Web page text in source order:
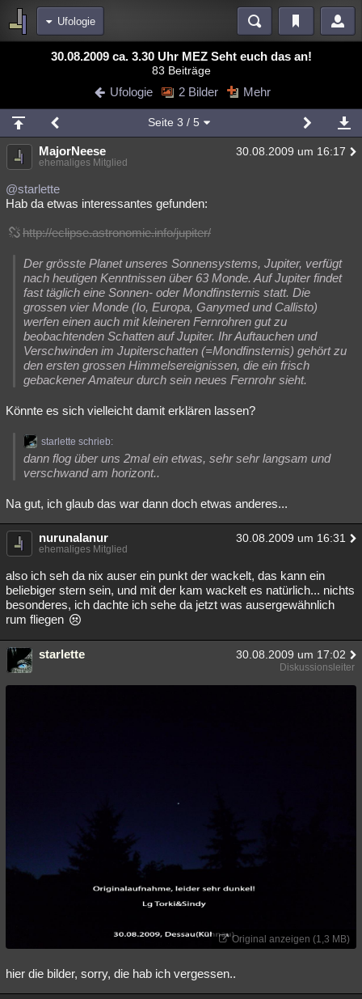
Ufologie
Blogs
Chat Wiki Neuigkeiten
meine Rubriken
Menschen Wissenschaft Mystery Kriminalfälle
Spiritualität
weitere Rubriken
Philosophie Träume Orte Esoterik Literatur
Astronomie Helpdesk Gruppen Gaming Filme
Musik Clash Verbesserungen Allmystery English
Übersichten
Besucht Teilgenommen Alle Neue Geschlossen
Lesenswert Schlüsselwörter
30.08.2009 ca. 3.30 Uhr MEZ Seht euch das an!
83 Beiträge
Ufologie 2 Bilder Mehr
Seite 3 / 5
MajorNeese 30.08.2009 um 16:17
ehemaliges Mitglied
@starlette
Hab da etwas interessantes gefunden:
http://eclipse.astronomie.info/jupiter/
Der grösste Planet unseres Sonnensystems, Jupiter, verfügt
nach heutigen Kenntnissen über 63 Monde. Auf Jupiter findet
fast täglich eine Sonnen- oder Mondfinsternis statt. Die
grossen vier Monde (Io, Europa, Ganymed und Callisto)
werfen einen auch mit kleineren Fernrohren gut zu
beobachtenden Schatten auf Jupiter. Ihr Auftauchen und
Verschwinden im Jupiterschatten (=Mondfinsternis) gehört zu
den ersten grossen Himmelsereignissen, die ein frisch
gebackener Amateur durch sein neues Fernrohr sieht.
Könnte es sich vielleicht damit erklären lassen?
starlette schrieb:
dann flog über uns 2mal ein etwas, sehr sehr langsam und
verschwand am horizont..
Na gut, ich glaub das war dann doch etwas anderes...
nurunalanur 30.08.2009 um 16:31
ehemaliges Mitglied
also ich seh da nix auser ein punkt der wackelt, das kann ein
beliebiger stern sein, und mit der kam wackelt es natürlich... nichts
besonderes, ich dachte ich sehe da jetzt was ausergewähnlich
rum fliegen
starlette 30.08.2009 um 17:02
Diskussionsleiter
Original anzeigen (1,3 MB)
hier die bilder, sorry, die hab ich vergessen..